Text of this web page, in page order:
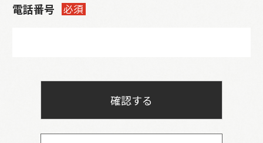
電話番号 必須
確認する